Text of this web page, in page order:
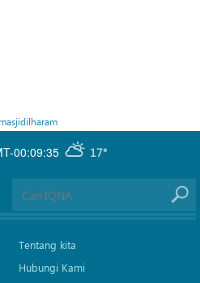
00:09:35 17°
Tentang kita
Hubungi Kami